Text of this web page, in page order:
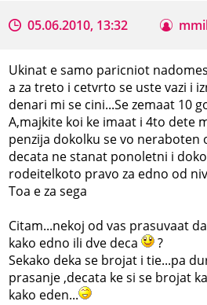
05.06.2010, 13:32
Ukinat e samo paricniot
a za treto i cetvrto se uste vazi i
denari mi se cini...Se zemaat 10
A,majkite koi ke imaat i 4to dete
penzija dokolku se vo neraboten
decata ne stanat ponoletni i
rodeitelkoto pravo za edno od
Toa e za sega
Citam...nekoj od vas prasuvaat
kako edno ili dve deca
?
Sekako deka se brojat i tie...pa
prasanje ,decata ke si se brojat
kako eden...